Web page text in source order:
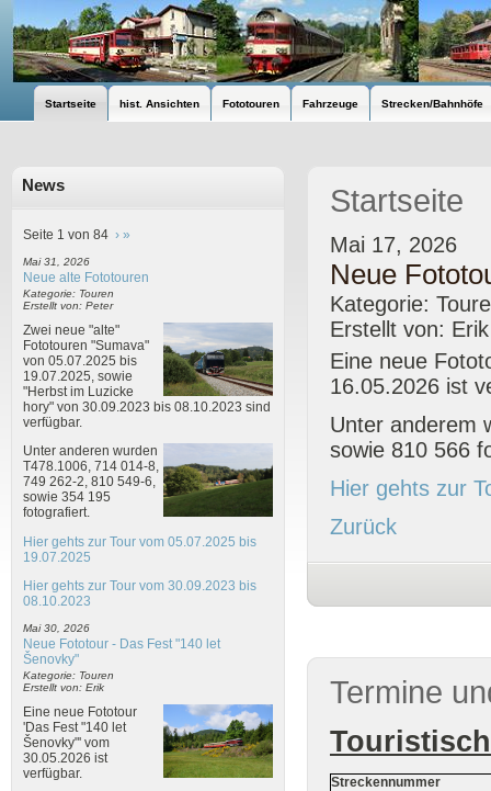
Startseite hist. Ansichten Fototouren Fahrzeuge Strecken/Bahnhöfe
News
Seite 1 von 84 › »
Mai 31, 2026
Neue alte Fototouren
Kategorie: Touren
Erstellt von: Peter
Zwei neue "alte"
Fototouren "Sumava"
von 05.07.2025 bis
19.07.2025, sowie
"Herbst im Luzicke
hory" von 30.09.2023 bis 08.10.2023 sind
verfügbar.
Unter anderen wurden
T478.1006, 714 014-8,
749 262-2, 810 549-6,
sowie 354 195
fotografiert.
Hier gehts zur Tour vom 05.07.2025 bis
19.07.2025
Hier gehts zur Tour vom 30.09.2023 bis
08.10.2023
Mai 30, 2026
Neue Fototour - Das Fest "140 let
Šenovky"
Kategorie: Touren
Erstellt von: Erik
Eine neue Fototour
'Das Fest "140 let
Šenovky"' vom
30.05.2026 ist
verfügbar.
Startseite
Mai 17, 2026
Neue
Kategorie:
Erstellt von:
Eine neue
16.05.2026 ist
Unter anderem
sowie 810 566
Hier gehts zur
Zurück
Termine
Streckennummer